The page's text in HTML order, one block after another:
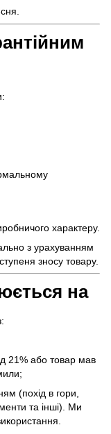
характеру.
з урахуванням
зносу товару.
на
21% або товар мав
(похід в гори,
та інші). Ми